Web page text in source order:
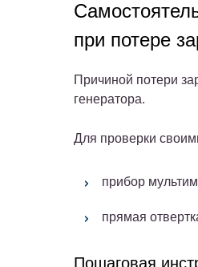
при потере
Причиной потери
генератора.
Для проверки
прибор
прямая
Пошаговая